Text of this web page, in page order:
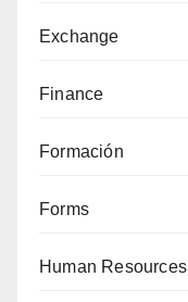
Exchange
Finance
Formación
Forms
Human Resources